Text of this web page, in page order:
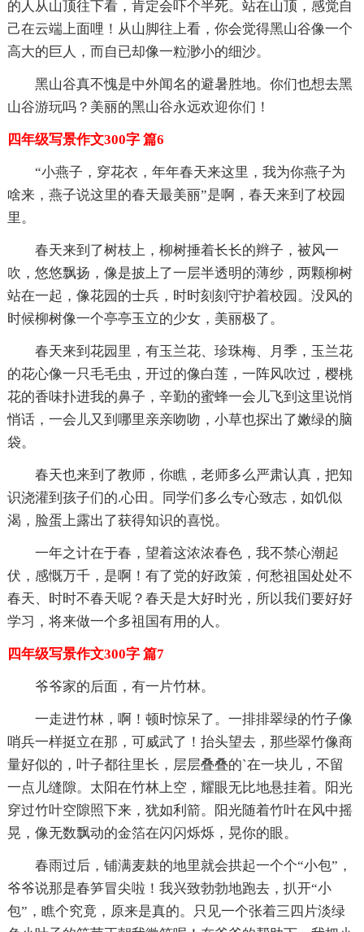
的人从山顶往下看，肯定会吓个半死。站在山顶，感觉自
己在云端上面哩！从山脚往上看，你会觉得黑山谷像一个
高大的巨人，而自已却像一粒渺小的细沙。
黑山谷真不愧是中外闻名的避暑胜地。你们也想去黑
山谷游玩吗？美丽的黑山谷永远欢迎你们！
四年级写景作文300字 篇6
“小燕子，穿花衣，年年春天来这里，我为你燕子为
啥来，燕子说这里的春天最美丽”是啊，春天来到了校园
里。
春天来到了树枝上，柳树捶着长长的辫子，被风一
吹，悠悠飘扬，像是披上了一层半透明的薄纱，两颗柳树
站在一起，像花园的士兵，时时刻刻守护着校园。没风的
时候柳树像一个亭亭玉立的少女，美丽极了。
春天来到花园里，有玉兰花、珍珠梅、月季，玉兰花
的花心像一只毛毛虫，开过的像白莲，一阵风吹过，樱桃
花的香味扑进我的鼻子，辛勤的蜜蜂一会儿飞到这里说悄
悄话，一会儿又到哪里亲亲吻吻，小草也探出了嫩绿的脑
袋。
春天也来到了教师，你瞧，老师多么严肃认真，把知
识浇灌到孩子们的.心田。同学们多么专心致志，如饥似
渴，脸蛋上露出了获得知识的喜悦。
一年之计在于春，望着这浓浓春色，我不禁心潮起
伏，感慨万千，是啊！有了党的好政策，何愁祖国处处不
春天、时时不春天呢？春天是大好时光，所以我们要好好
学习，将来做一个多祖国有用的人。
四年级写景作文300字 篇7
爷爷家的后面，有一片竹林。
一走进竹林，啊！顿时惊呆了。一排排翠绿的竹子像
哨兵一样挺立在那，可威武了！抬头望去，那些翠竹像商
量好似的，叶子都往里长，层层叠叠的`在一块儿，不留
一点儿缝隙。太阳在竹林上空，耀眼无比地悬挂着。阳光
穿过竹叶空隙照下来，犹如利箭。阳光随着竹叶在风中摇
晃，像无数飘动的金箔在闪闪烁烁，晃你的眼。
春雨过后，铺满麦麸的地里就会拱起一个个“小包”，
爷爷说那是春笋冒尖啦！我兴致勃勃地跑去，扒开“小
包”，瞧个究竟，原来是真的。只见一个张着三四片淡绿